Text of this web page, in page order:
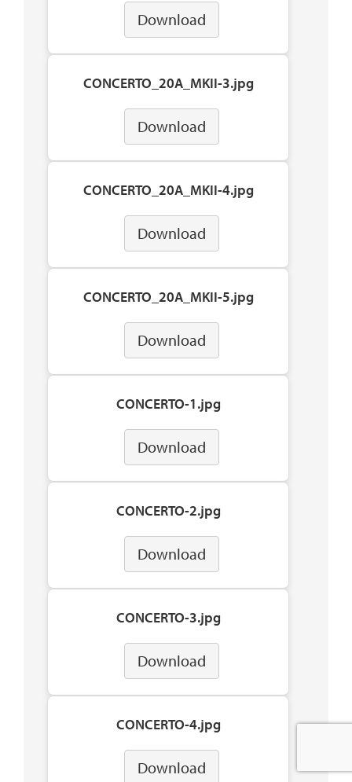
Download
CONCERTO_20A_MKII-3.jpg
Download
CONCERTO_20A_MKII-4.jpg
Download
CONCERTO_20A_MKII-5.jpg
Download
CONCERTO-1.jpg
Download
CONCERTO-2.jpg
Download
CONCERTO-3.jpg
Download
CONCERTO-4.jpg
Download